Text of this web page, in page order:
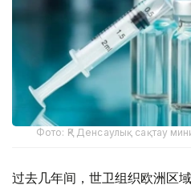
Фото: ҚР Денсаулық сақтау
过去几年间，世卫组织欧洲区